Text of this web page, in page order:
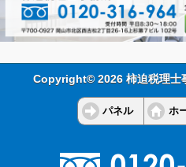
Copyright© 2026 柿迫税理
パネル ホ